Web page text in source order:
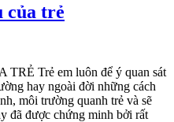
của trẻ
Trẻ em luôn để ý quan sát
hay ngoài đời những cách
môi trường quanh trẻ và sẽ
đã được chứng minh bởi rất